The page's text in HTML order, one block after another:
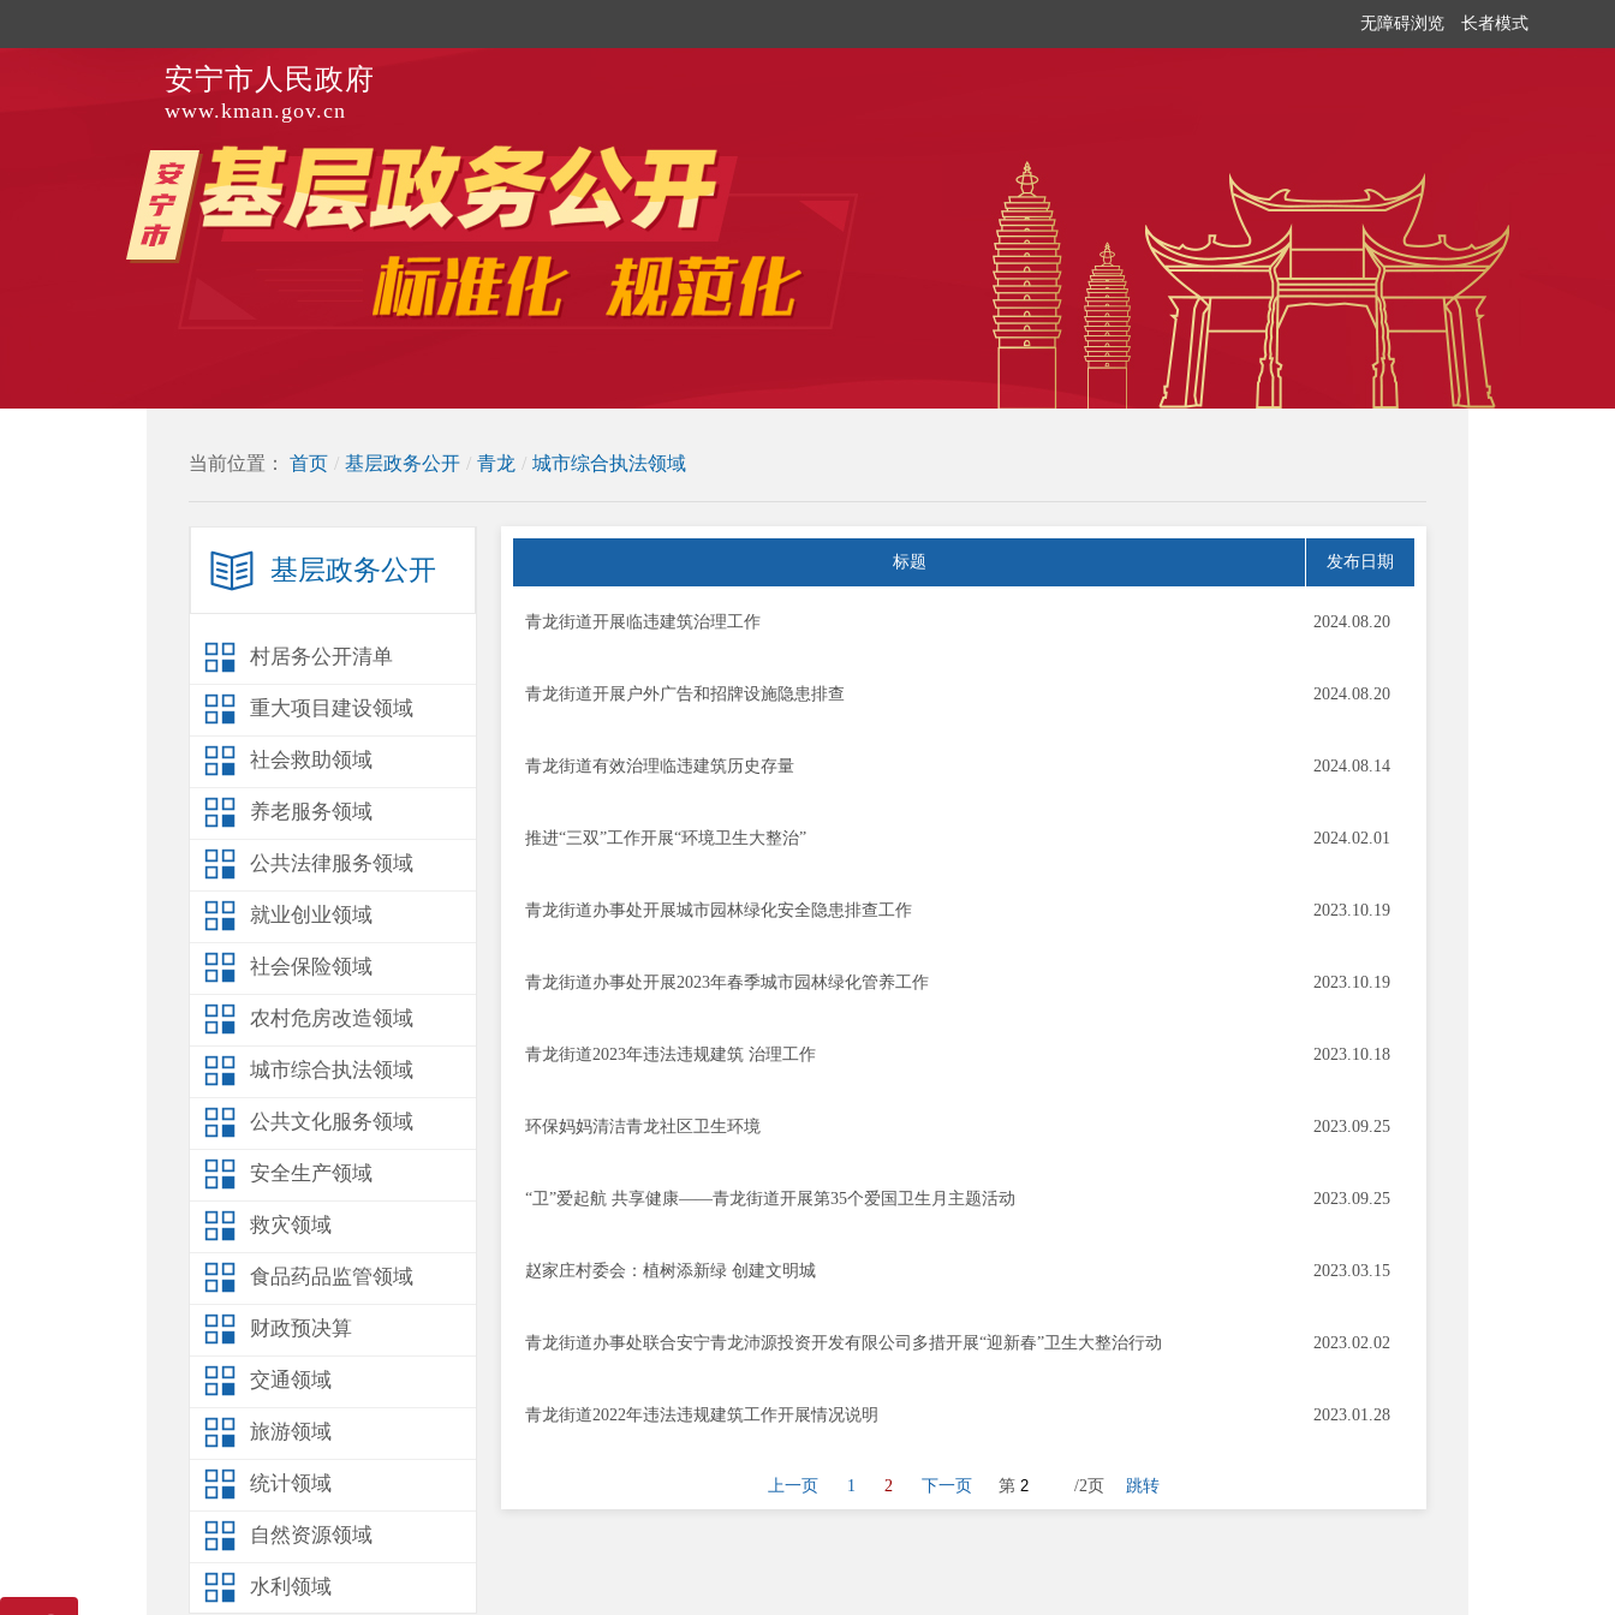
无障碍浏览 长者模式
安宁市人民政府
www.kman.gov.cn
当前位置： 首页 / 基层政务公开 / 青龙 / 城市综合执法领域
基层政务公开
村居务公开清单
重大项目建设领域
社会救助领域
养老服务领域
公共法律服务领域
就业创业领域
社会保险领域
农村危房改造领域
城市综合执法领域
公共文化服务领域
安全生产领域
救灾领域
食品药品监管领域
财政预决算
交通领域
旅游领域
统计领域
自然资源领域
水利领域
标题 发布日期
青龙街道开展临违建筑治理工作 2024.08.20
青龙街道开展户外广告和招牌设施隐患排查 2024.08.20
青龙街道有效治理临违建筑历史存量 2024.08.14
推进“三双”工作开展“环境卫生大整治” 2024.02.01
青龙街道办事处开展城市园林绿化安全隐患排查工作 2023.10.19
青龙街道办事处开展2023年春季城市园林绿化管养工作 2023.10.19
青龙街道2023年违法违规建筑 治理工作 2023.10.18
环保妈妈清洁青龙社区卫生环境 2023.09.25
“卫”爱起航 共享健康——青龙街道开展第35个爱国卫生月主题活动 2023.09.25
赵家庄村委会：植树添新绿 创建文明城 2023.03.15
青龙街道办事处联合安宁青龙沛源投资开发有限公司多措开展“迎新春”卫生大整治行动 2023.02.02
青龙街道2022年违法违规建筑工作开展情况说明 2023.01.28
上一页 1 2 下一页 第 /2页 跳转